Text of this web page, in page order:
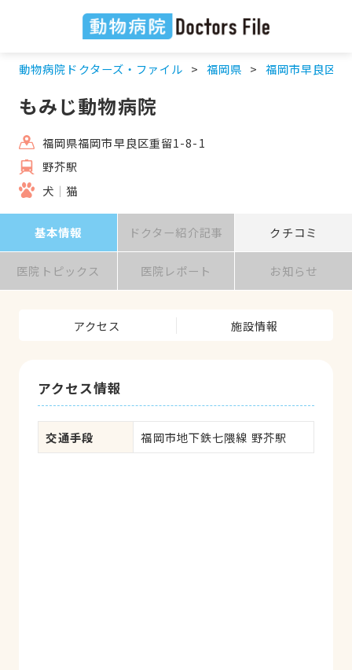
動物病院ドクターズ・ファイル 福岡県 福岡市早良区
もみじ動物病院
福岡県福岡市早良区重留1-8-1
野芥駅
犬
猫
基本情報 ドクター紹介記事 クチコミ
医院トピックス 医院レポート お知らせ
アクセス 施設情報
アクセス情報
交通手段 福岡市地下鉄七隈線 野芥駅